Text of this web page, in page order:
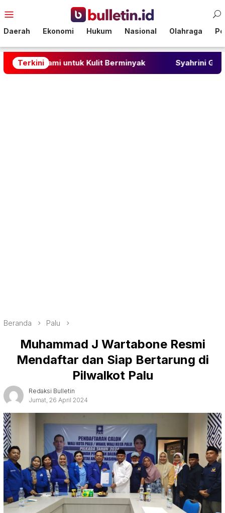
ke
Mobile
Daerah Ekonomi Hukum Nasional Olahraga
Terkini
untuk Kulit Berminyak Syahrini Gemparkan
Beranda Palu
Muhammad J Wartabone Resmi
Mendaftar dan Siap Bertarung di
Pilwalkot Palu
Redaksi Bulletin
Jumat, 26 April 2024